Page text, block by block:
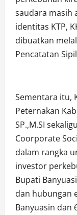
saudara masih
identitas KTP,
dibuatkan
Pencatatan
Sementara itu,
Peternakan
SP.,M.SI
Coorporate
dalam rangka
investor
Bupati
dan hubungan
Banyuasin dan